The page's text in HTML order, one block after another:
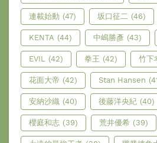
連載始動 (47) 坂口征二 (46)
KENTA (44) 中嶋勝彥 (43)
EVIL (42) 拳王 (42) 竹下
花面大帝 (42) Stan Hansen
安納沙織 (40) 後藤洋央紀 (40)
櫻庭和志 (39) 荒井優希 (39)